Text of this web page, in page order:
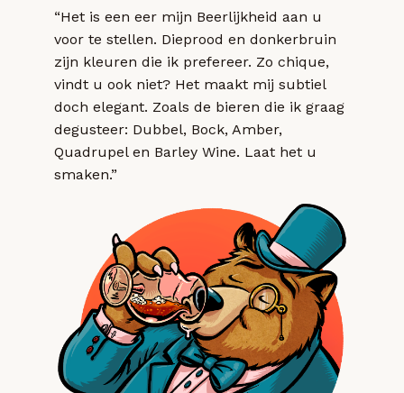
“Het is een eer mijn Beerlijkheid aan u
voor te stellen. Dieprood en donkerbruin
zijn kleuren die ik prefereer. Zo chique,
vindt u ook niet? Het maakt mij subtiel
doch elegant. Zoals de bieren die ik graag
degusteer: Dubbel, Bock, Amber,
Quadrupel en Barley Wine. Laat het u
smaken.”